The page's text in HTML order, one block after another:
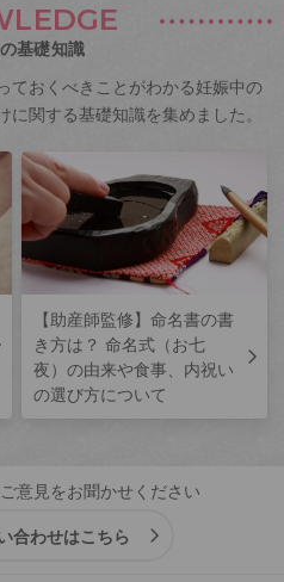
基礎知識
ておくべきことがわかる妊娠中の
関する基礎知識を集めました。
【助産師監修】命名書の書
き方は？ 命名式（お七
夜）の由来や食事、内祝い
の選び方について
意見をお聞かせください
合わせはこちら